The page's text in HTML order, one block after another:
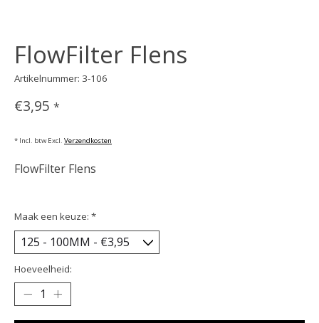
FlowFilter Flens
Artikelnummer: 3-106
€3,95 *
* Incl. btw Excl. Verzendkosten
FlowFilter Flens
Maak een keuze: *
Hoeveelheid: